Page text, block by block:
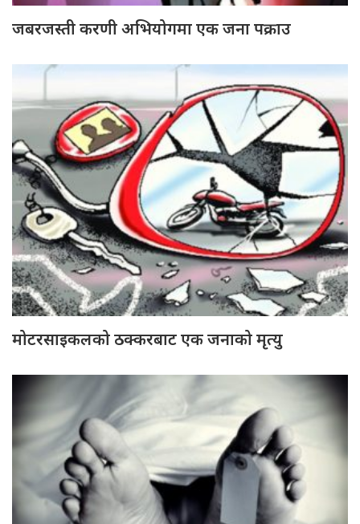
जबरजस्ती करणी अभियोगमा एक जना पक्राउ
मोटरसाइकलको ठक्करबाट एक जनाको मृत्यु